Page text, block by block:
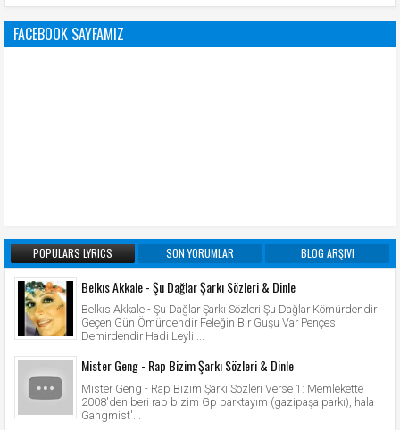
FACEBOOK SAYFAMIZ
POPULARS LYRICS SON YORUMLAR BLOG ARŞIVI
Belkıs Akkale - Şu Dağlar Şarkı Sözleri & Dinle
Belkıs Akkale - Şu Dağlar Şarkı Sözleri Şu Dağlar Kömürdendir
Geçen Gün Ömürdendir Feleğin Bir Guşu Var Pençesi
Demirdendir Hadi Leyli ...
Mister Geng - Rap Bizim Şarkı Sözleri & Dinle
Mister Geng - Rap Bizim Şarkı Sözleri Verse 1: Memlekette
2008'den beri rap bizim Gp parktayım (gazipaşa parkı), hala
Gangmist'...